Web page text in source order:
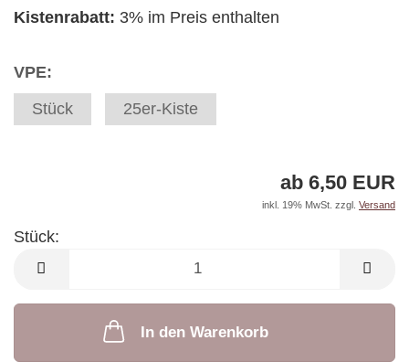
Kistenrabatt: 3% im Preis enthalten
VPE:
Stück
25er-Kiste
ab 6,50 EUR
inkl. 19% MwSt. zzgl. Versand
Stück:
Stück
In den Warenkorb